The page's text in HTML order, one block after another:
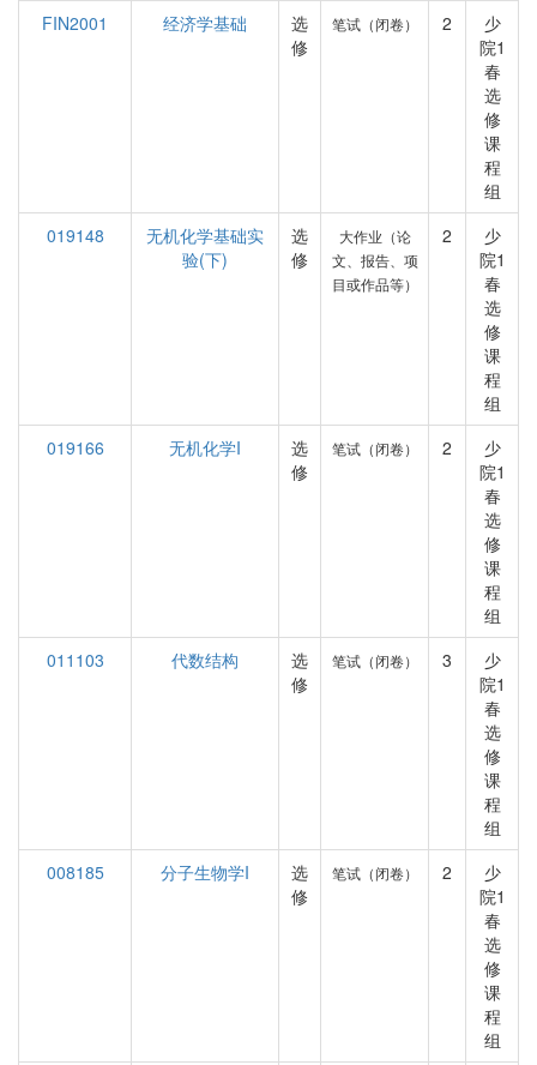
FIN2001
经济学基础
选
修
笔试（闭卷） 2
少
院1
春
选
修
课
程
组
019148
无机化学基础实
验(下)
选
修
大作业（论
文、报告、项
目或作品等）
2
少
院1
春
选
修
课
程
组
019166
无机化学I
选
修
笔试（闭卷） 2
少
院1
春
选
修
课
程
组
011103
代数结构
选
修
笔试（闭卷） 3
少
院1
春
选
修
课
程
组
008185
分子生物学I
选
修
笔试（闭卷） 2
少
院1
春
选
修
课
程
组